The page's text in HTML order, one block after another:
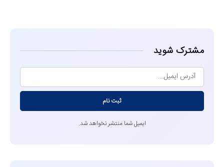
مشترک شوید
ثبت نام
ایمیل شما منتشر نخواهد شد.